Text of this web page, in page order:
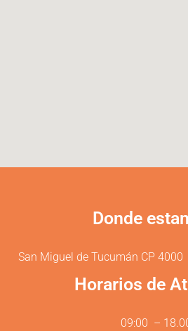
Donde
San Miguel de Tucumán CP
Horarios de
09:00 –